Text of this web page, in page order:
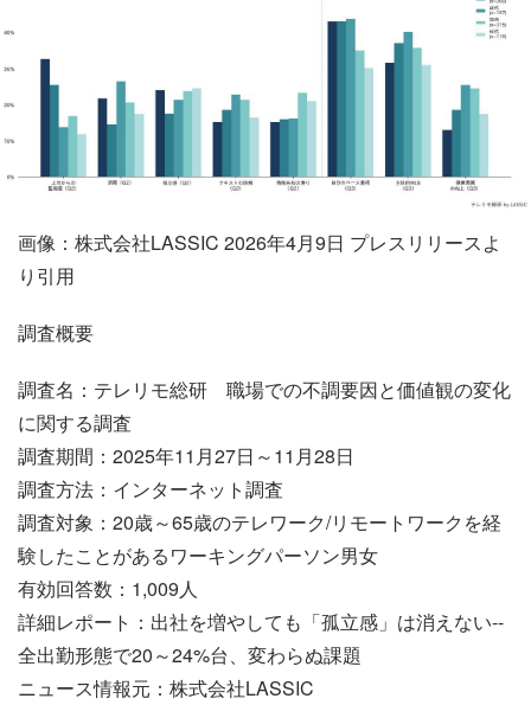
画像：株式会社LASSIC 2026年4月9日 プレスリリースよ
り引用
調査概要
調査名：テレリモ総研 職場での不調要因と価値観の変化
に関する調査
調査期間：2025年11月27日～11月28日
調査方法：インターネット調査
調査対象：20歳～65歳のテレワーク/リモートワークを経
験したことがあるワーキングパーソン男女
有効回答数：1,009人
詳細レポート：出社を増やしても「孤立感」は消えない--
全出勤形態で20～24%台、変わらぬ課題
ニュース情報元：株式会社LASSIC